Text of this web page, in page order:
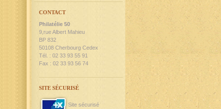
CONTACT
Philatélie 50
9,rue Albert Mahieu
BP 832
50108 Cherbourg Cedex
Tél. : 02 33 93 55 91
Fax : 02 33 93 56 74
SITE SÉCURISÉ
Site sécurisé